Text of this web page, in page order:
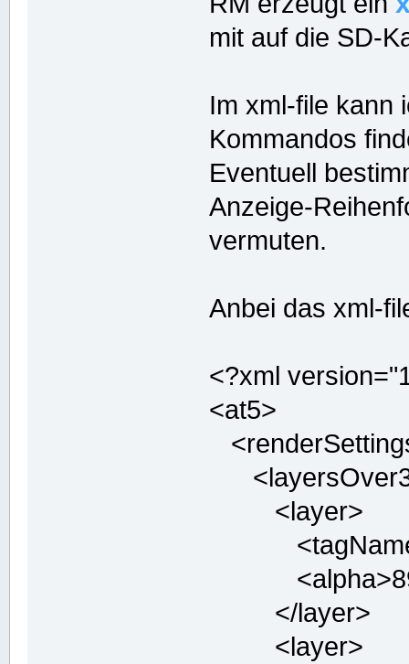
mit auf die SD-
Im xml-file kann
Kommandos
Eventuell
Anzeige-
vermuten.
Anbei das xml-
<?xml
<at5>
<layer>
</layer>
<layer>